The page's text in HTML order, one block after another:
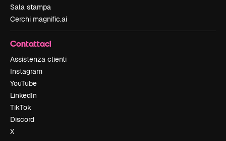
Sala stampa
Cerchi magnific.ai
Contattaci
Assistenza clienti
Instagram
YouTube
LinkedIn
TikTok
Discord
X